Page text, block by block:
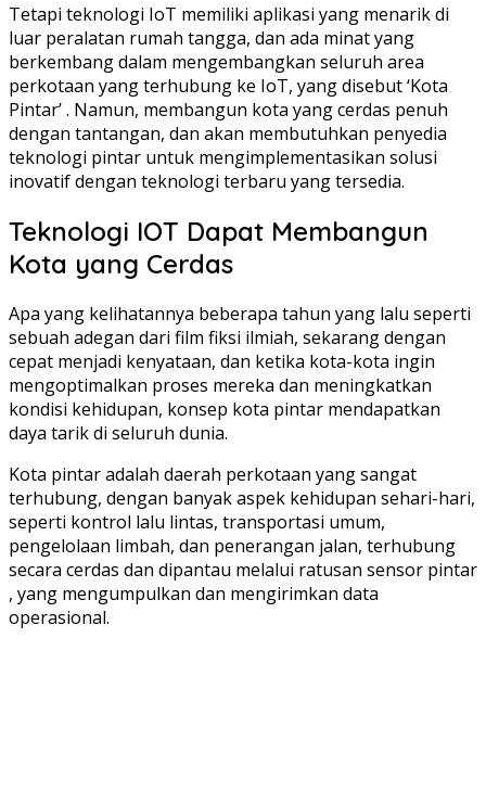
Tetapi teknologi IoT memiliki aplikasi yang menarik di
luar peralatan rumah tangga, dan ada minat yang
berkembang dalam mengembangkan seluruh area
perkotaan yang terhubung ke IoT, yang disebut ‘Kota
Pintar’ . Namun, membangun kota yang cerdas penuh
dengan tantangan, dan akan membutuhkan penyedia
teknologi pintar untuk mengimplementasikan solusi
inovatif dengan teknologi terbaru yang tersedia.
Teknologi IOT Dapat Membangun
Kota yang Cerdas
Apa yang kelihatannya beberapa tahun yang lalu seperti
sebuah adegan dari film fiksi ilmiah, sekarang dengan
cepat menjadi kenyataan, dan ketika kota-kota ingin
mengoptimalkan proses mereka dan meningkatkan
kondisi kehidupan, konsep kota pintar mendapatkan
daya tarik di seluruh dunia.
Kota pintar adalah daerah perkotaan yang sangat
terhubung, dengan banyak aspek kehidupan sehari-hari,
seperti kontrol lalu lintas, transportasi umum,
pengelolaan limbah, dan penerangan jalan, terhubung
secara cerdas dan dipantau melalui ratusan sensor pintar
, yang mengumpulkan dan mengirimkan data
operasional.